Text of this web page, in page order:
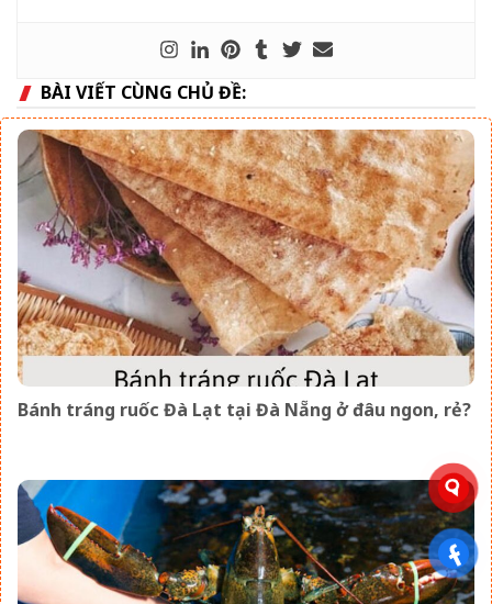
BÀI VIẾT CÙNG CHỦ ĐỀ:
Bánh tráng ruốc Đà Lạt tại Đà Nẵng ở đâu ngon, rẻ?